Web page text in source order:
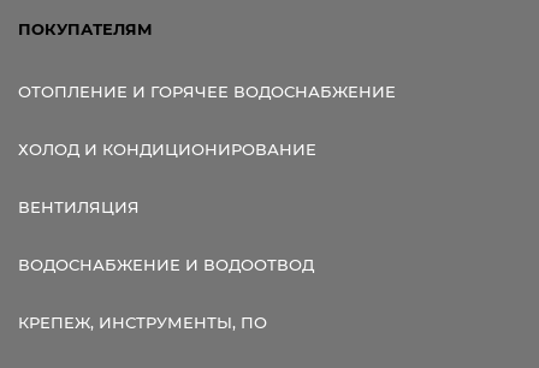
ПОКУПАТЕЛЯМ
ОТОПЛЕНИЕ И ГОРЯЧЕЕ ВОДОСНАБЖЕНИЕ
ХОЛОД И КОНДИЦИОНИРОВАНИЕ
ВЕНТИЛЯЦИЯ
ВОДОСНАБЖЕНИЕ И ВОДООТВОД
КРЕПЕЖ, ИНСТРУМЕНТЫ, ПО